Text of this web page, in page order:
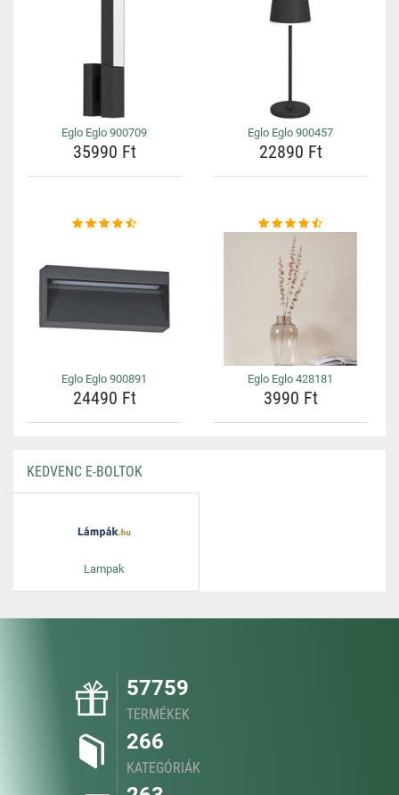
Eglo Eglo 900709
35990 Ft
Eglo Eglo 900457
22890 Ft
Eglo Eglo 900891
24490 Ft
Eglo Eglo 428181
3990 Ft
KEDVENC E-BOLTOK
Lampak
57759
TERMÉKEK
266
KATEGÓRIÁK